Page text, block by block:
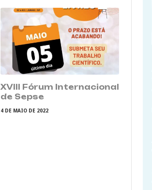
XVIII Fórum Internacional
de Sepse
4 DE MAIO DE 2022